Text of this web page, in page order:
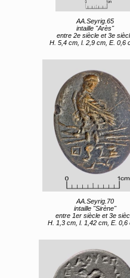
AA.Seyrig.65
intaille "Arès"
entre 2e siècle et 3e
H. 5,4 cm, l. 2,9 cm, E. 0,6
AA.Seyrig.70
intaille "Sirène"
entre 1er siècle et 3e
H. 1,3 cm, l. 1,42 cm, E. 0,6